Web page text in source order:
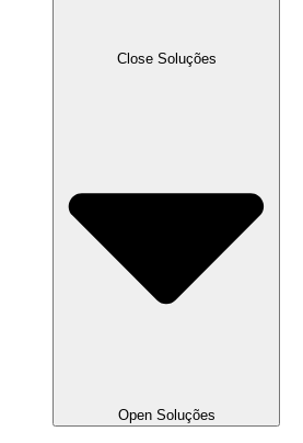
Close Soluções
Open Soluções